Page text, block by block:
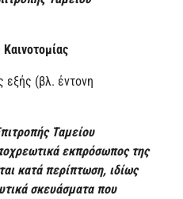
(βλ. έντονη
Ταμείου
εκπρόσωπος της
κατά περίπτωση, ιδίως
σκευάσματα που